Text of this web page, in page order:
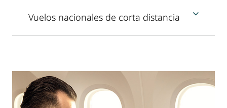
Vuelos nacionales de corta distancia